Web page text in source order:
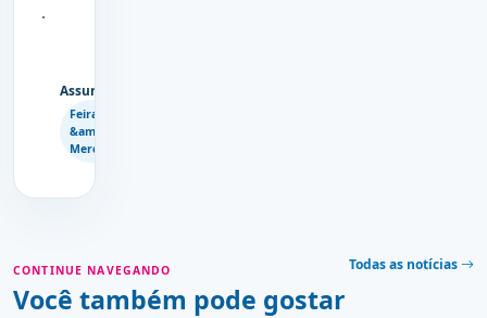
.
Assuntos
Feiras
&amp;
Mercados
CONTINUE NAVEGANDO
Você também pode gostar
Todas as notícias